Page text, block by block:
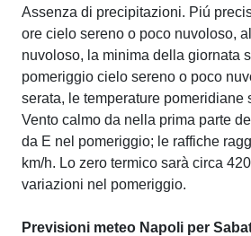
Assenza di precipitazioni. Piú
ore cielo sereno o poco nuvoloso,
nuvoloso, la minima della giornata
pomeriggio cielo sereno o poco
serata, le temperature pomeridiane
Vento calmo da nella prima parte
da E nel pomeriggio; le raffiche
km/h. Lo zero termico sarà circa
variazioni nel pomeriggio.
Previsioni meteo Napoli per